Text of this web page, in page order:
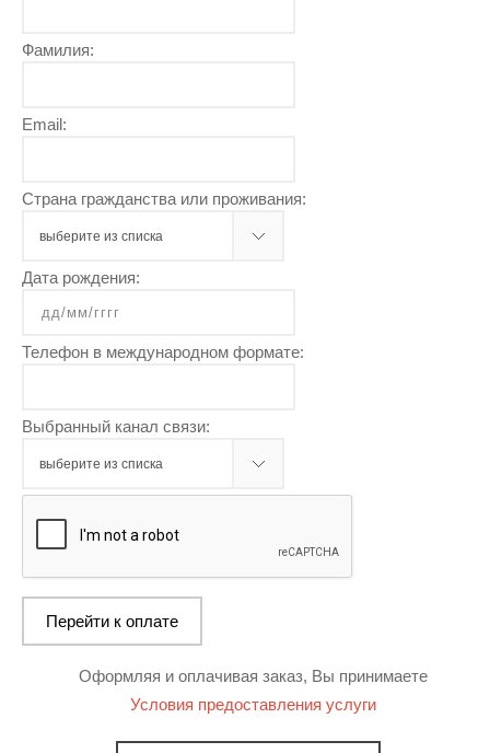
Фамилия:
Email:
Страна гражданства или проживания:
Дата рождения:
Телефон в международном формате:
Выбранный канал связи:
Оформляя и оплачивая заказ, Вы принимаете
Условия предоставления услуги